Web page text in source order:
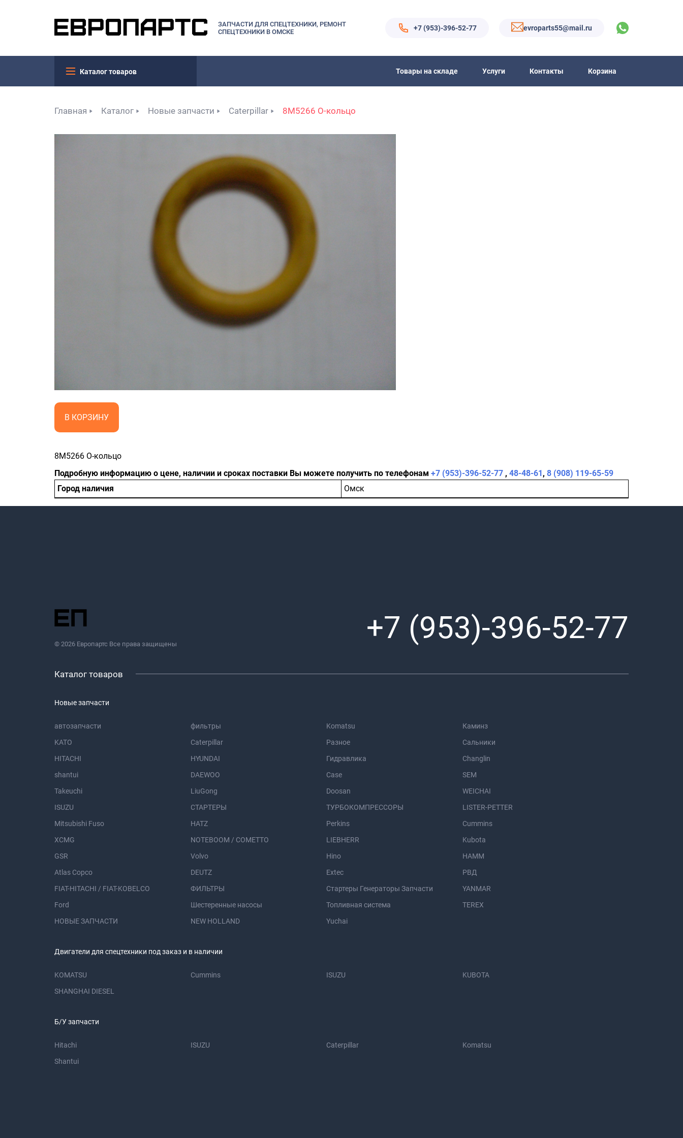
ЗАПЧАСТИ ДЛЯ СПЕЦТЕХНИКИ, РЕМОНТ
СПЕЦТЕХНИКИ В ОМСКЕ
+7 (953)-396-52-77 evroparts55@mail.ru
Каталог товаров Товары на складе Услуги Контакты Корзина
Главная Каталог Новые запчасти Caterpillar 8M5266 О-кольцо
В КОРЗИНУ
8M5266 О-кольцо
Подробную информацию о цене, наличии и сроках поставки Вы можете получить по телефонам +7 (953)-396-52-77 , 48-48-61, 8 (908) 119-65-59
Город наличия
Омск
© 2026 Европартс Все права защищены +7 (953)-396-52-77
Каталог товаров
Новые запчасти
автозапчасти фильтры Komatsu
Каминз
KATO
Caterpillar Разное
Сальники
HITACHI
HYUNDAI Гидравлика
Changlin
shantui
DAEWOO Case
SEM
Takeuchi
LiuGong Doosan
WEICHAI
ISUZU
СТАРТЕРЫ ТУРБОКОМПРЕССОРЫ
LISTER-PETTER
Mitsubishi Fuso
HATZ Perkins
Cummins
XCMG
NOTEBOOM / COMETTO LIEBHERR
Kubota
GSR
Volvo Hino
HAMM
Atlas Copco
DEUTZ Extec
РВД
FIAT-HITACHI / FIAT-KOBELCO
ФИЛЬТРЫ Стартеры Генераторы Запчасти
YANMAR
Ford
Шестеренные насосы Топливная система
TEREX
НОВЫЕ ЗАПЧАСТИ
NEW HOLLAND Yuchai
Двигатели для спецтехники под заказ и в наличии
KOMATSU Cummins ISUZU
KUBOTA
SHANGHAI DIESEL
Б/У запчасти
Hitachi ISUZU Caterpillar
Komatsu
Shantui